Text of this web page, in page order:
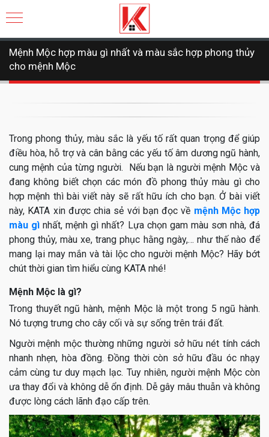
Mệnh Mộc hợp màu gì nhất và màu sắc hợp phong thủy
cho mệnh Mộc
Trong phong thủy, màu sắc là yếu tố rất quan trọng để giúp
điều hòa, hỗ trợ và cân bằng các yếu tố âm dương ngũ hành,
cung mệnh của từng người. Nếu bạn là người mệnh Mộc và
đang không biết chọn các món đồ phong thủy màu gì cho
hợp mệnh thì bài viết này sẽ rất hữu ích cho bạn. Ở bài viết
này, KATA xin được chia sẻ với bạn đọc về mệnh Mộc hợp
màu gì nhất, mệnh gì nhất? Lựa chọn gam màu sơn nhà, đá
phong thủy, màu xe, trang phục hằng ngày,… như thế nào để
mang lại may mắn và tài lộc cho người mệnh Mộc? Hãy bớt
chút thời gian tìm hiểu cùng KATA nhé!
Mệnh Mộc là gì?
Trong thuyết ngũ hành, mệnh Mộc là một trong 5 ngũ hành.
Nó tượng trưng cho cây cối và sự sống trên trái đất.
Người mệnh mộc thường những người sở hữu nét tính cách
nhanh nhẹn, hòa đồng. Đồng thời còn sở hữu đầu óc nhạy
cảm cùng tư duy mạch lạc. Tuy nhiên, người mệnh Mộc còn
ưa thay đổi và không dễ ổn định. Dễ gây mâu thuẫn và không
được lòng cách lãnh đạo cấp trên.